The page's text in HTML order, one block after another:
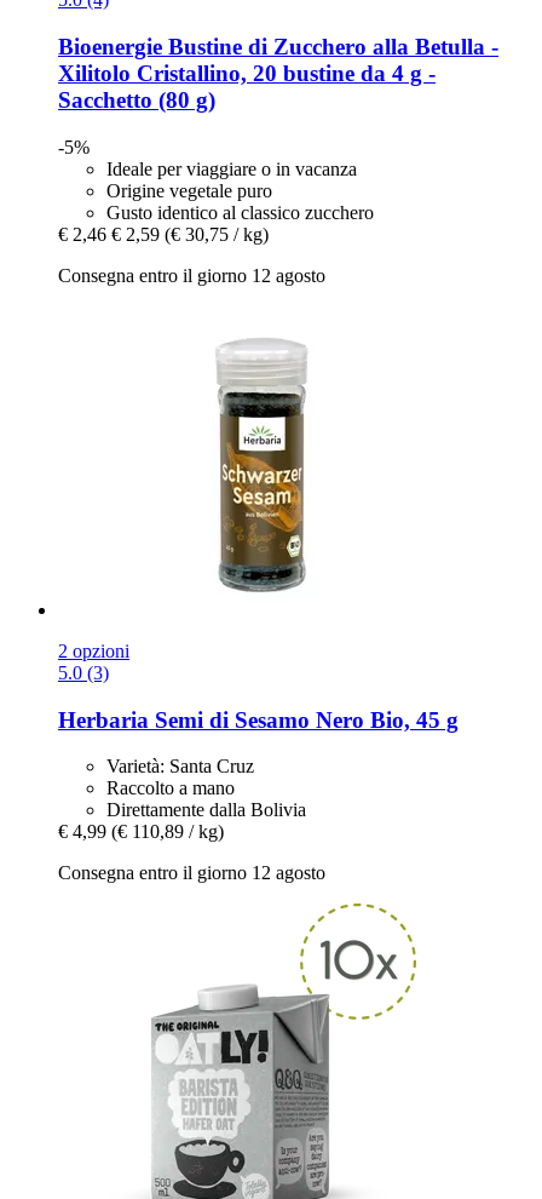
Bioenergie Bustine di Zucchero alla Betulla -​
Xilitolo Cristallino, 20 bustine da 4 g -​
Sacchetto (80 g)
-5%
Ideale per viaggiare o in vacanza
Origine vegetale puro
Gusto identico al classico zucchero
€ 2,46 € 2,59 (€ 30,75 / kg)
Consegna entro il giorno 12 agosto
2 opzioni
5.0 (3)
Herbaria Semi di Sesamo Nero Bio, 45 g
Varietà: Santa Cruz
Raccolto a mano
Direttamente dalla Bolivia
€ 4,99 (€ 110,89 / kg)
Consegna entro il giorno 12 agosto